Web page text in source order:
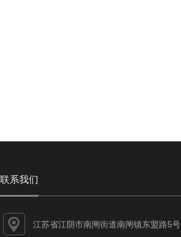
联系我们
江苏省江阴市南闸街道南闸镇东盟路5号